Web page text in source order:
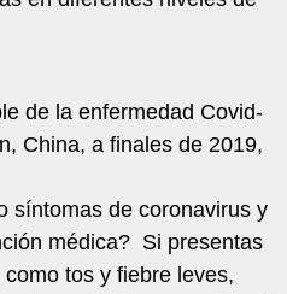
de la enfermedad Covid-
China, a finales de 2019,
síntomas de coronavirus y
médica? Si presentas
tos y fiebre leves,